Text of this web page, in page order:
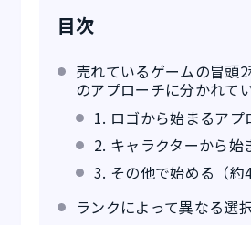
目次
売れているゲームの冒頭
のアプローチに分かれて
1. ロゴから始まるアプ
2. キャラクターから始
3. その他で始める（約4
ランクによって異なる選